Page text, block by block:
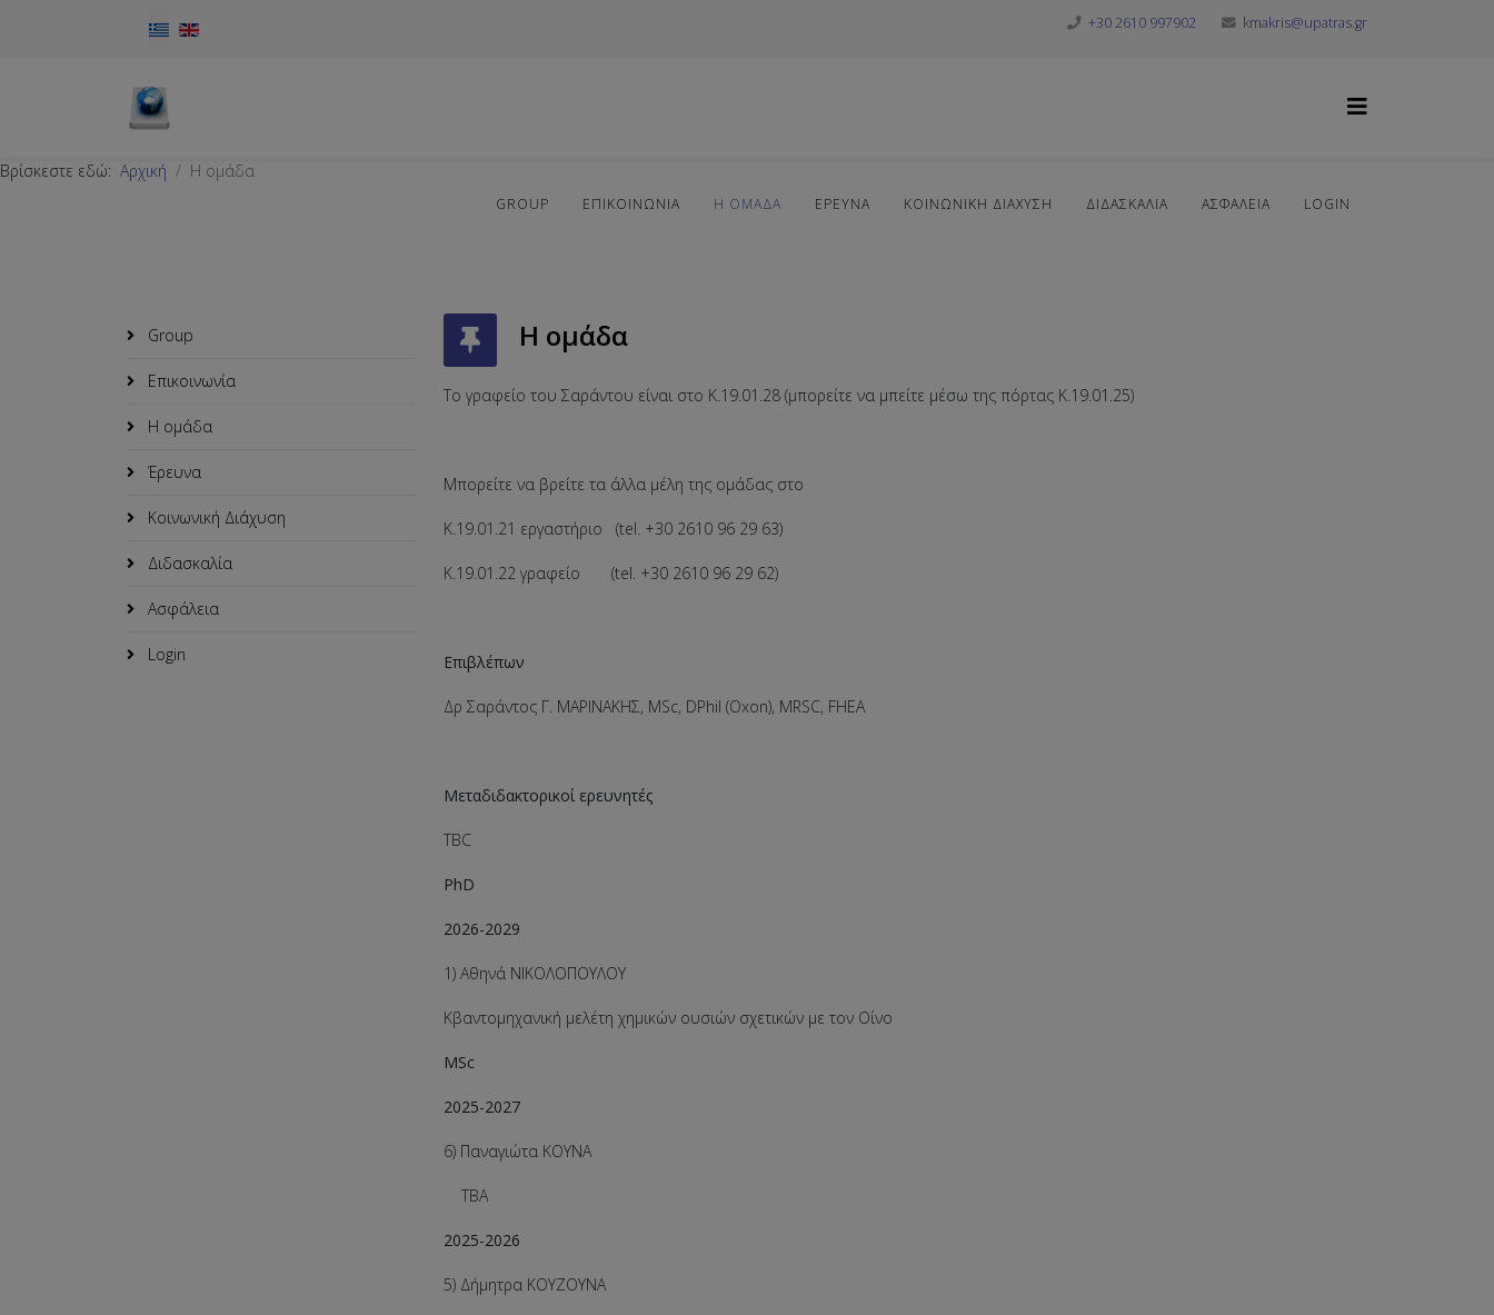
Επιλέξτε τη γλώσσα σας +30 2610 997902 kmakris@upatras.gr
GROUP ΕΠΙΚΟΙΝΩΝΊΑ Η ΟΜΆΔΑ ΈΡΕΥΝΑ ΚΟΙΝΩΝΙΚΉ ΔΙΆΧΥΣΗ ΔΙΔΑΣΚΑΛΊΑ ΑΣΦΆΛΕΙΑ LOGIN
Βρίσκεστε εδώ: Αρχική Η ομάδα
Group
Επικοινωνία
Η ομάδα
Έρευνα
Κοινωνική Διάχυση
Διδασκαλία
Ασφάλεια
Login
Η ομάδα
Το γραφείο του Σαράντου είναι στο K.19.01.28 (μπορείτε να μπείτε μέσω της πόρτας K.19.01.25)
Μπορείτε να βρείτε τα άλλα μέλη της ομάδας στο
K.19.01.21 εργαστήριο (tel. +30 2610 96 29 63)
K.19.01.22 γραφείο (tel. +30 2610 96 29 62)
Επιβλέπων
Δρ Σαράντος Γ. ΜΑΡΙΝΑΚΗΣ, MSc, DPhil (Oxon), MRSC, FHEA
Μεταδιδακτορικοί ερευνητές
TBC
PhD
2026-2029
1) Αθηνά ΝΙΚΟΛΟΠΟΥΛΟΥ
Κβαντομηχανική μελέτη χημικών ουσιών σχετικών με τον Οίνο
MSc
2025-2027
6) Παναγιώτα ΚΟΥΝΑ
ΤΒΑ
2025-2026
5) Δήμητρα ΚΟΥΖΟΥΝΑ